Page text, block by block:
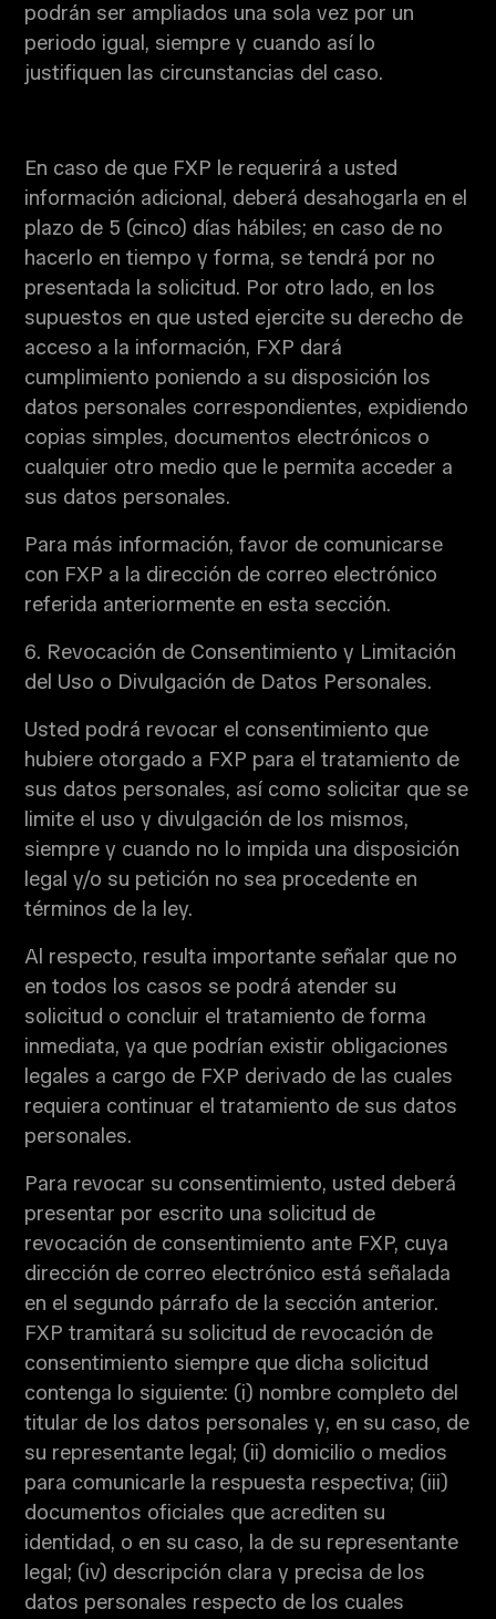
podrán ser ampliados una sola vez por un
periodo igual, siempre y cuando así lo
justifiquen las circunstancias del caso.
En caso de que FXP le requerirá a usted
información adicional, deberá desahogarla en el
plazo de 5 (cinco) días hábiles; en caso de no
hacerlo en tiempo y forma, se tendrá por no
presentada la solicitud. Por otro lado, en los
supuestos en que usted ejercite su derecho de
acceso a la información, FXP dará
cumplimiento poniendo a su disposición los
datos personales correspondientes, expidiendo
copias simples, documentos electrónicos o
cualquier otro medio que le permita acceder a
sus datos personales.
Para más información, favor de comunicarse
con FXP a la dirección de correo electrónico
referida anteriormente en esta sección.
6. Revocación de Consentimiento y Limitación
del Uso o Divulgación de Datos Personales.
Usted podrá revocar el consentimiento que
hubiere otorgado a FXP para el tratamiento de
sus datos personales, así como solicitar que se
limite el uso y divulgación de los mismos,
siempre y cuando no lo impida una disposición
legal y/o su petición no sea procedente en
términos de la ley.
Al respecto, resulta importante señalar que no
en todos los casos se podrá atender su
solicitud o concluir el tratamiento de forma
inmediata, ya que podrían existir obligaciones
legales a cargo de FXP derivado de las cuales
requiera continuar el tratamiento de sus datos
personales.
Para revocar su consentimiento, usted deberá
presentar por escrito una solicitud de
revocación de consentimiento ante FXP, cuya
dirección de correo electrónico está señalada
en el segundo párrafo de la sección anterior.
FXP tramitará su solicitud de revocación de
consentimiento siempre que dicha solicitud
contenga lo siguiente: (i) nombre completo del
titular de los datos personales y, en su caso, de
su representante legal; (ii) domicilio o medios
para comunicarle la respuesta respectiva; (iii)
documentos oficiales que acrediten su
identidad, o en su caso, la de su representante
legal; (iv) descripción clara y precisa de los
datos personales respecto de los cuales